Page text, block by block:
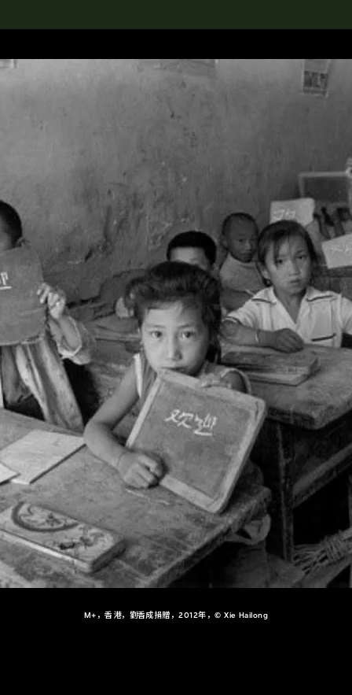
M+，香港，劉香成捐贈，2012年，© Xie Hailong